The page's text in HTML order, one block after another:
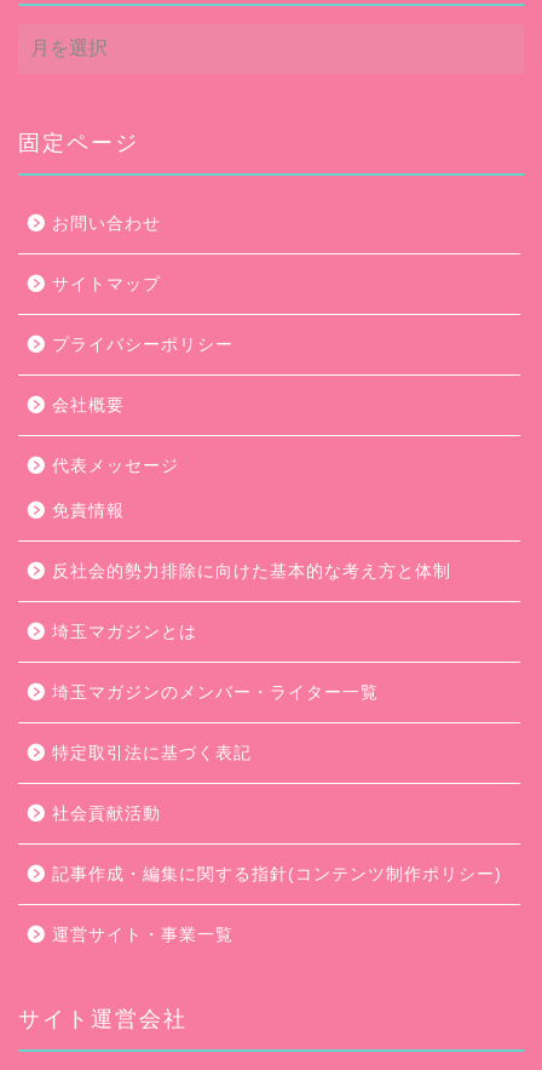
ア
ー
ブ
固定ページ
お問い合わせ
サイトマップ
プライバシーポリシー
会社概要
代表メッセージ
免責情報
反社会的勢力排除に向けた基本的な考え方と体制
埼玉マガジンとは
埼玉マガジンのメンバー・ライター一覧
特定取引法に基づく表記
社会貢献活動
記事作成・編集に関する指針(コンテンツ制作ポリシー)
運営サイト・事業一覧
サイト運営会社